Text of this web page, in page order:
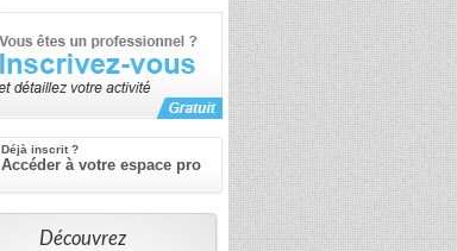
Déjà inscrit ?
Accéder à votre espace pro
Découvrez